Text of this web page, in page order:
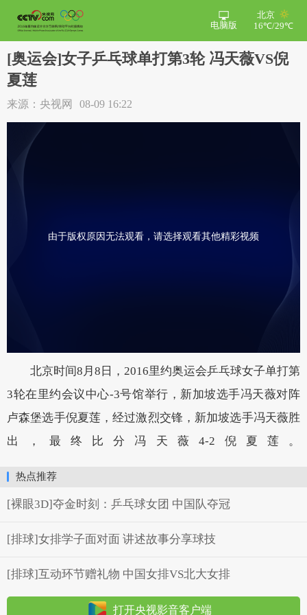
北京
16℃/29℃
电脑版
[奥运会]女子乒乓球单打第3轮 冯天薇VS倪
夏莲
来源：央视网 08-09 16:22
由于版权原因无法观看，请选择观看其他精彩视频
北京时间8月8日，2016里约奥运会乒乓球女子单打第
3轮在里约会议中心-3号馆举行，新加坡选手冯天薇对阵
卢森堡选手倪夏莲，经过激烈交锋，新加坡选手冯天薇胜
出，最终比分冯天薇4-2倪夏莲。
热点推荐
[裸眼3D]夺金时刻：乒乓球女团 中国队夺冠
[排球]女排学子面对面 讲述故事分享球技
[排球]互动环节赠礼物 中国女排VS北大女排
打开央视影音客户端